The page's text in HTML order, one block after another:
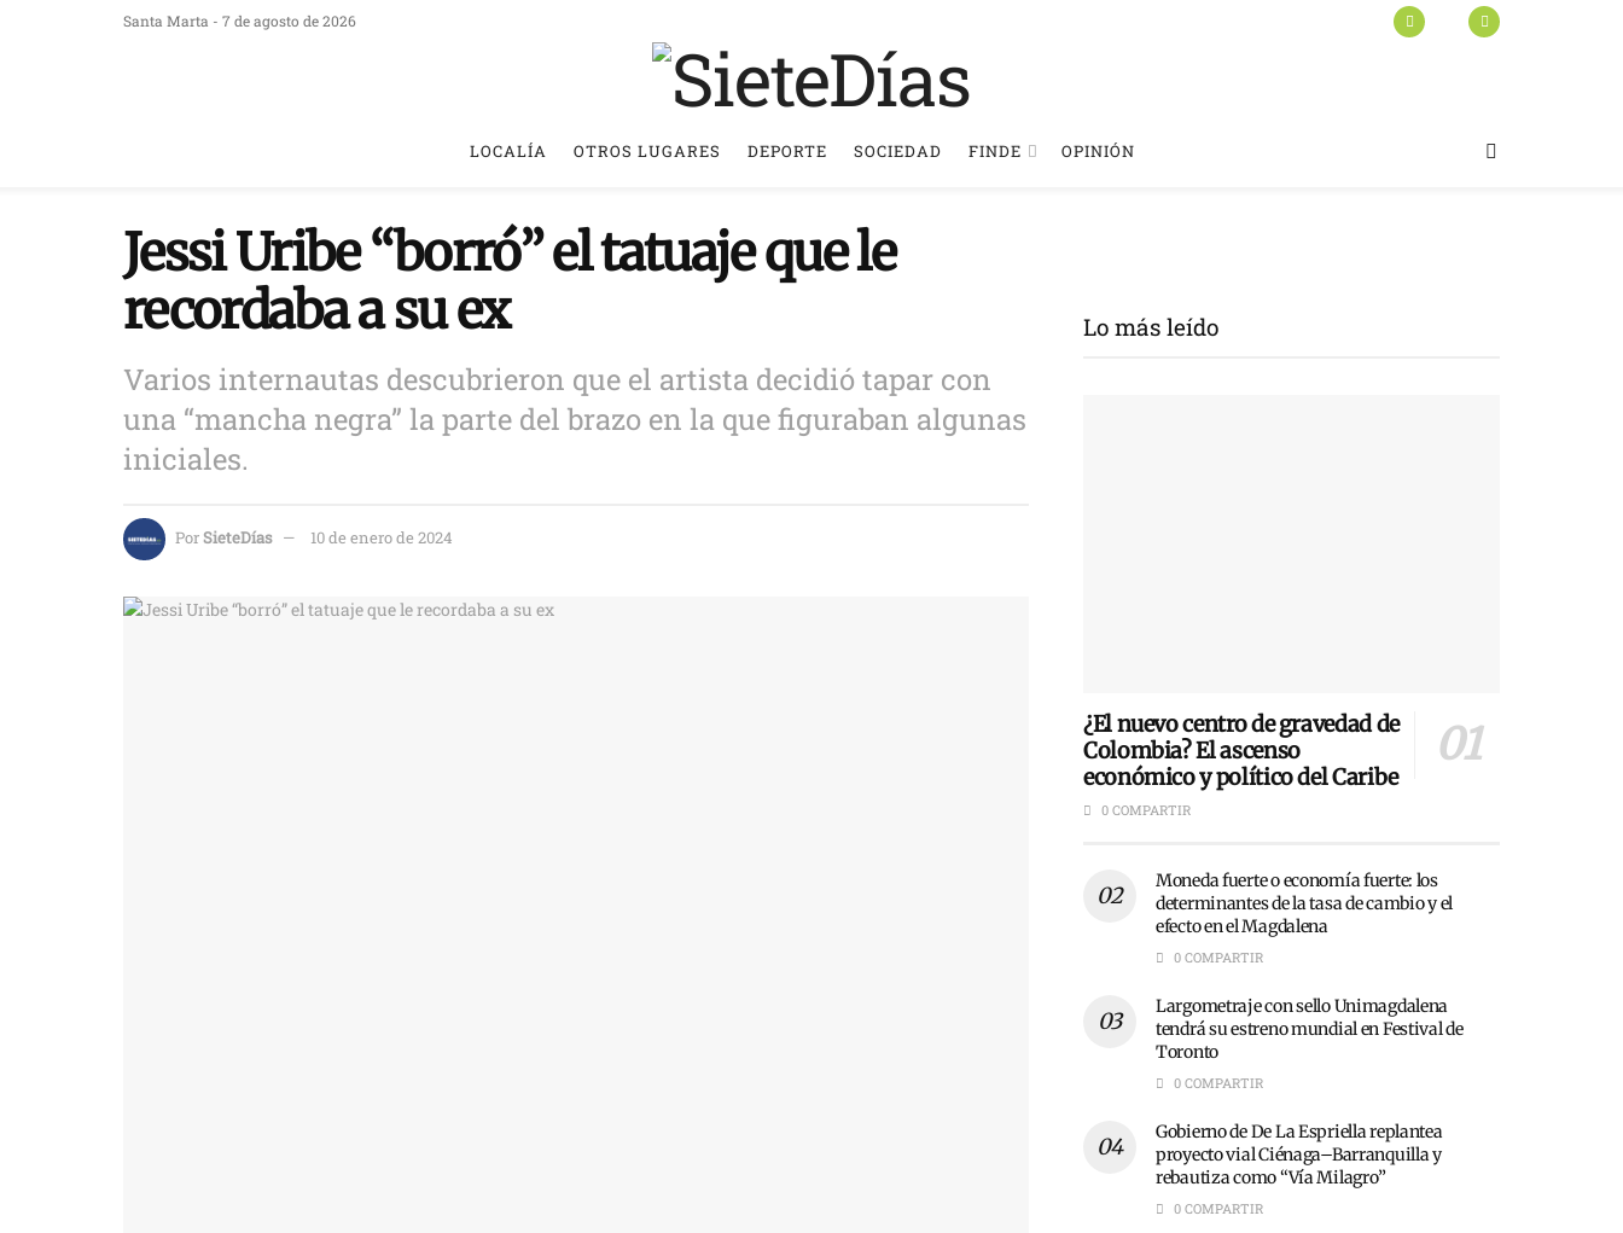
Santa Marta - 7 de agosto de 2026
LOCALÍA OTROS LUGARES DEPORTE SOCIEDAD FINDE OPINIÓN
Jessi Uribe “borró” el tatuaje que le
recordaba a su ex
Varios internautas descubrieron que el artista decidió tapar con
una “mancha negra” la parte del brazo en la que figuraban algunas
iniciales.
PorSieteDías 10 de enero de 2024
Lo más leído
¿El nuevo centro de gravedad de
Colombia? El ascenso
económico y político del Caribe
0 COMPARTIR
Moneda fuerte o economía fuerte: los
determinantes de la tasa de cambio y el
efecto en el Magdalena
0 COMPARTIR
Largometraje con sello Unimagdalena
tendrá su estreno mundial en Festival de
Toronto
0 COMPARTIR
Gobierno de De La Espriella replantea
proyecto vial Ciénaga–Barranquilla y
rebautiza como “Vía Milagro”
0 COMPARTIR